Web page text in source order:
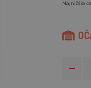
Najnižšia